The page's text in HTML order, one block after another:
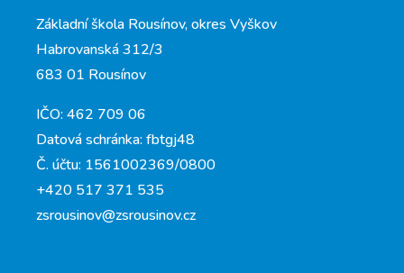
Základní škola Rousínov, okres Vyškov
Habrovanská 312/3
683 01 Rousínov
IČO: 462 709 06
Datová schránka: fbtgj48
Č. účtu: 1561002369/0800
+420 517 371 535
zsrousinov@zsrousinov.cz